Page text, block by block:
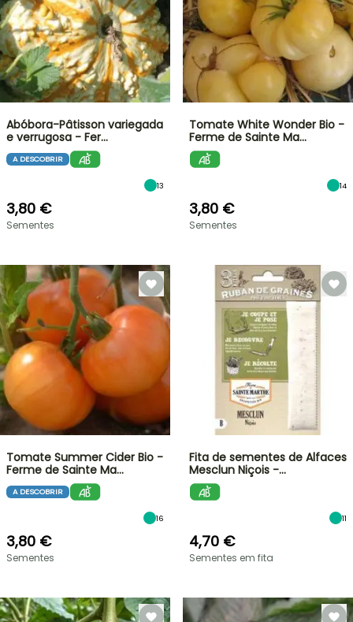
Abóbora-Pâtisson variegada
e verrugosa - Fer…
A DESCOBRIR
13
3,80 €
Sementes
Tomate White Wonder Bio -
Ferme de Sainte Ma…
14
3,80 €
Sementes
Tomate Summer Cider Bio -
Ferme de Sainte Ma…
A DESCOBRIR
16
3,80 €
Sementes
Fita de sementes de Alfaces
Mesclun Niçois -…
11
4,70 €
Sementes em fita